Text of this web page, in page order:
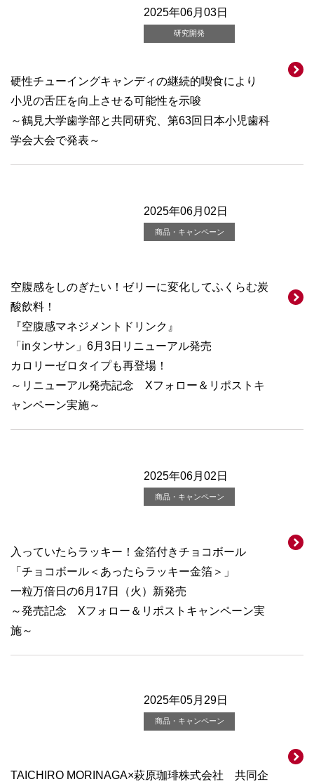
2025年06月03日
研究開発
硬性チューイングキャンディの継続的喫食により
小児の舌圧を向上させる可能性を示唆
～鶴見大学歯学部と共同研究、第63回日本小児歯科
学会大会で発表～
2025年06月02日
商品・キャンペーン
空腹感をしのぎたい！ゼリーに変化してふくらむ炭
酸飲料！
『空腹感マネジメントドリンク』
「inタンサン」6月3日リニューアル発売
カロリーゼロタイプも再登場！
～リニューアル発売記念 Xフォロー＆リポストキ
ャンペーン実施～
2025年06月02日
商品・キャンペーン
入っていたらラッキー！金箔付きチョコボール
「チョコボール＜あったらラッキー金箔＞」
一粒万倍日の6月17日（火）新発売
～発売記念 Xフォロー＆リポストキャンペーン実
施～
2025年05月29日
商品・キャンペーン
TAICHIRO MORINAGA×萩原珈琲株式会社 共同企